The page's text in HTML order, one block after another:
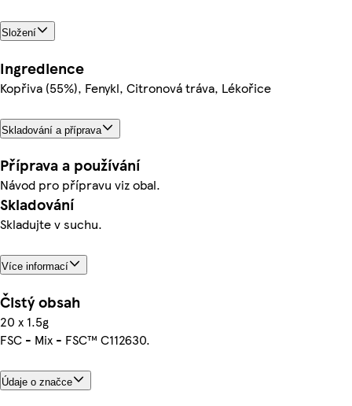
Složení
Ingredience
Kopřiva (55%), Fenykl, Citronová tráva, Lékořice
Skladování a příprava
Příprava a používání
Návod pro přípravu viz obal.
Skladování
Skladujte v suchu.
Více informací
Čistý obsah
20 x 1.5g
FSC - Mix - FSC™ C112630.
Údaje o značce